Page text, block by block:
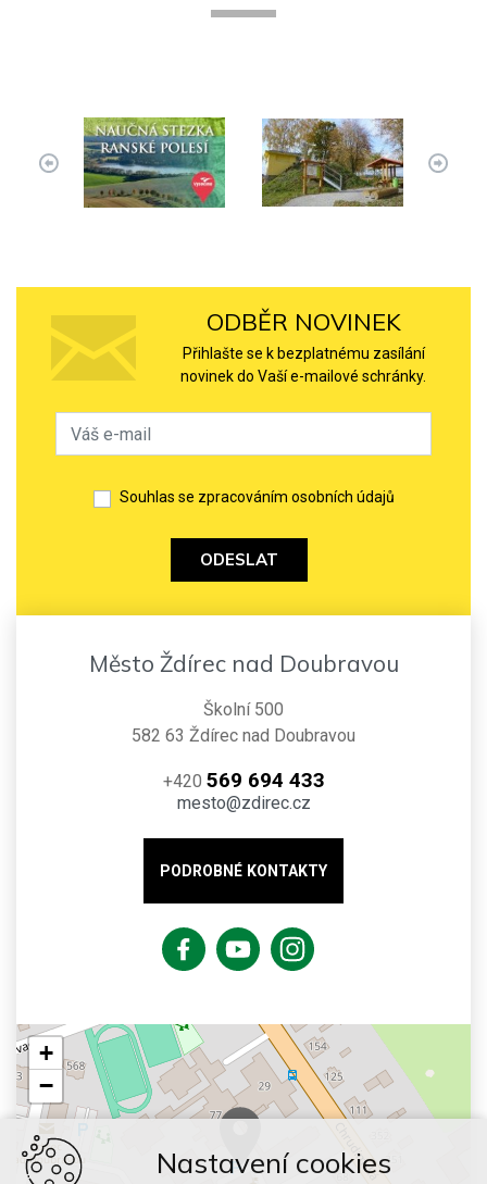
ODBĚR NOVINEK
Přihlašte se k bezplatnému zasílání
novinek do Vaší e-mailové schránky.
Souhlas se zpracováním osobních údajů
ODESLAT
Město Ždírec nad Doubravou
Školní 500
582 63 Ždírec nad Doubravou
+420 569 694 433
mesto@zdirec.cz
PODROBNÉ KONTAKTY
+
−
Nastavení cookies